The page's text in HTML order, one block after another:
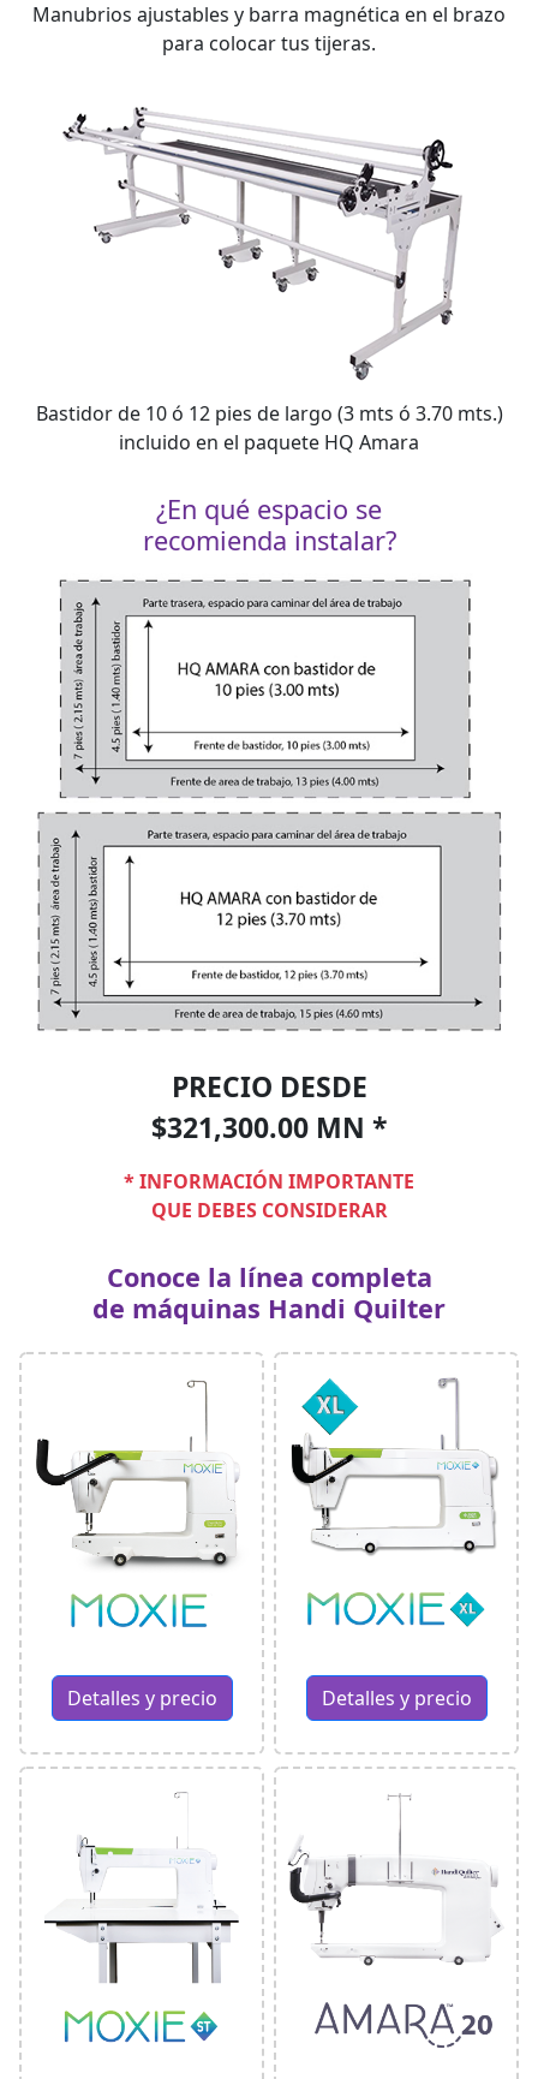
Manubrios ajustables y barra magnética en el brazo
para colocar tus tijeras.
Bastidor de 10 ó 12 pies de largo (3 mts ó 3.70 mts.)
incluido en el paquete HQ Amara
¿En qué espacio se
recomienda instalar?
PRECIO DESDE
$321,300.00 MN *
* INFORMACIÓN IMPORTANTE
QUE DEBES CONSIDERAR
Conoce la línea completa
de máquinas Handi Quilter
Detalles y precio Detalles y precio